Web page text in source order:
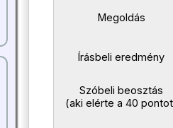
Megoldás
Írásbeli eredmény
Szóbeli beosztás
(aki elérte a 40